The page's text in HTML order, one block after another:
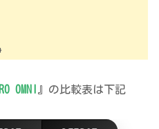
OMNI 』の比較表は下記